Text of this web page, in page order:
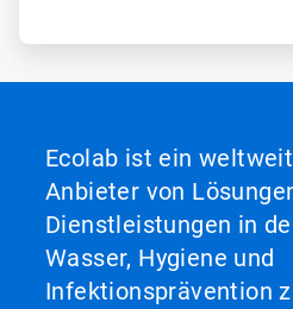
Ecolab ist ein
Anbieter von
Dienstleistungen in
Wasser, Hygiene und
Infektionsprävention